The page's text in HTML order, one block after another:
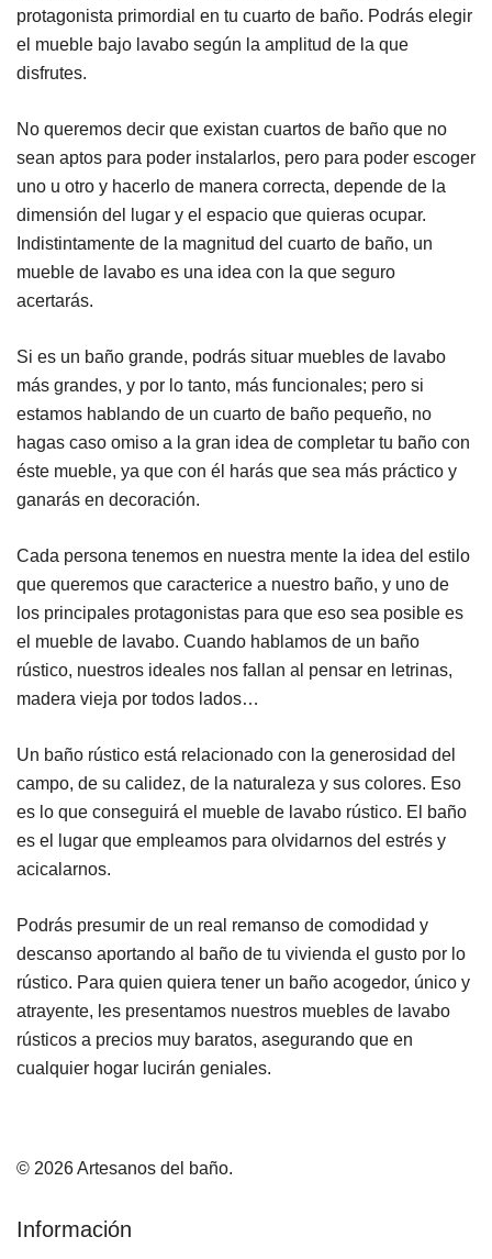
protagonista primordial en tu cuarto de baño. Podrás elegir
el mueble bajo lavabo según la amplitud de la que
disfrutes.
No queremos decir que existan cuartos de baño que no
sean aptos para poder instalarlos, pero para poder escoger
uno u otro y hacerlo de manera correcta, depende de la
dimensión del lugar y el espacio que quieras ocupar.
Indistintamente de la magnitud del cuarto de baño, un
mueble de lavabo es una idea con la que seguro
acertarás.
Si es un baño grande, podrás situar muebles de lavabo
más grandes, y por lo tanto, más funcionales; pero si
estamos hablando de un cuarto de baño pequeño, no
hagas caso omiso a la gran idea de completar tu baño con
éste mueble, ya que con él harás que sea más práctico y
ganarás en decoración.
Cada persona tenemos en nuestra mente la idea del estilo
que queremos que caracterice a nuestro baño, y uno de
los principales protagonistas para que eso sea posible es
el mueble de lavabo. Cuando hablamos de un baño
rústico, nuestros ideales nos fallan al pensar en letrinas,
madera vieja por todos lados…
Un baño rústico está relacionado con la generosidad del
campo, de su calidez, de la naturaleza y sus colores. Eso
es lo que conseguirá el mueble de lavabo rústico. El baño
es el lugar que empleamos para olvidarnos del estrés y
acicalarnos.
Podrás presumir de un real remanso de comodidad y
descanso aportando al baño de tu vivienda el gusto por lo
rústico. Para quien quiera tener un baño acogedor, único y
atrayente, les presentamos nuestros muebles de lavabo
rústicos a precios muy baratos, asegurando que en
cualquier hogar lucirán geniales.
© 2026 Artesanos del baño.
Información